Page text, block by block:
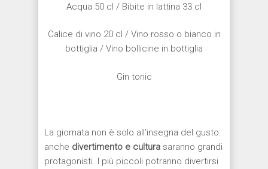
Acqua 50 cl / Bibite in lattina 33 cl
Calice di vino 20 cl / Vino rosso o bianco in
bottiglia / Vino bollicine in bottiglia
Gin tonic
La giornata non è solo all’insegna del gusto:
anche divertimento e cultura saranno grandi
protagonisti. I più piccoli potranno divertirsi